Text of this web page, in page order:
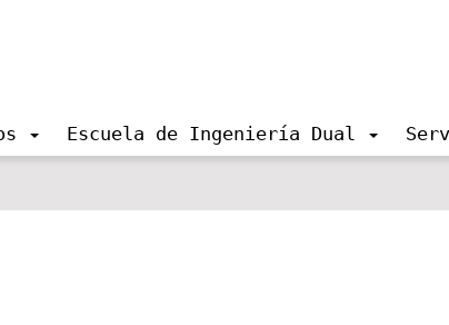
Escuela de Ingeniería Dual